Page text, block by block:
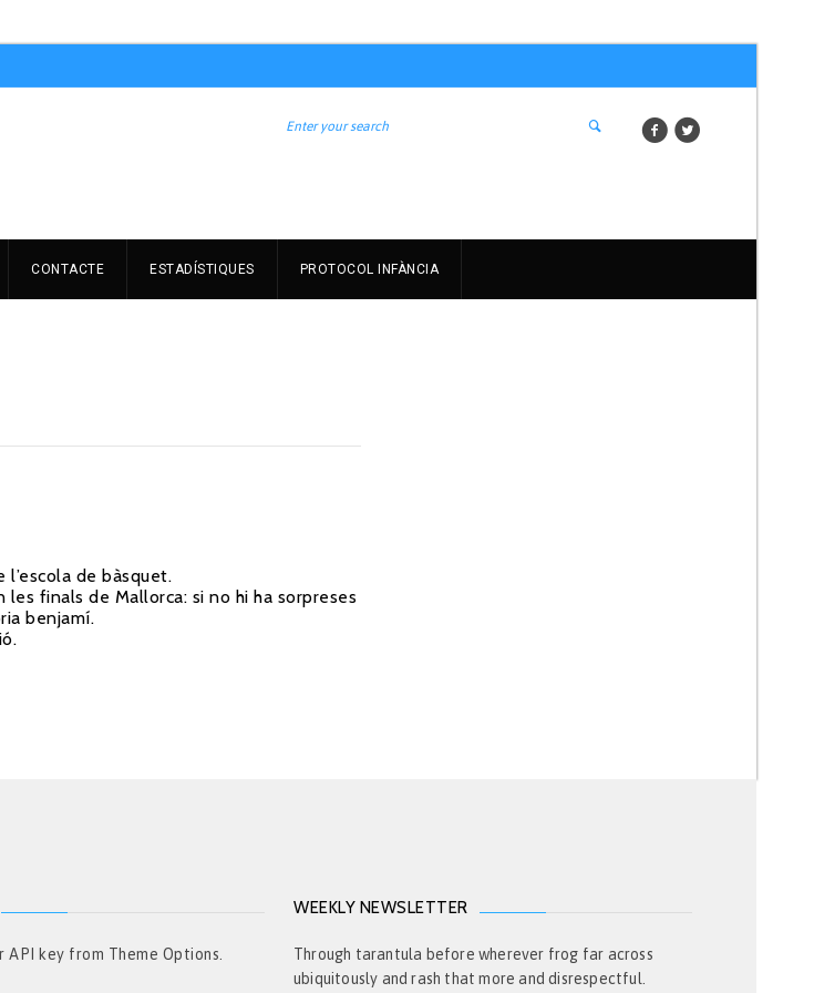
CONTACTE ESTADÍSTIQUES PROTOCOL INFÀNCIA
de bàsquet.
finals de Mallorca: si no hi ha sorpreses
benjamí.
API key from Theme Options.
WEEKLY NEWSLETTER
Through tarantula before wherever frog far across
ubiquitously and rash that more and disrespectful.